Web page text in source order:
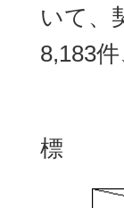
いて、
8,183
◆こ
標